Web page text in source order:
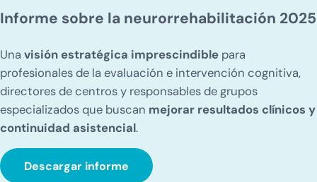
Informe sobre la neurorrehabilitación 2025
Unavisión estratégica imprescindible para
profesionales de la evaluación e intervención cognitiva,
directores de centros y responsables de grupos
especializados que buscan mejorar resultados clínicos y
continuidad asistencial.
Descargar informe